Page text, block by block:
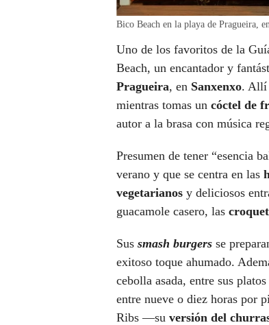
Bico Beach en la playa de Pragueira,
Uno de los favoritos de la
Beach, un encantador y
Pragueira, en Sanxenxo. Allí
mientras tomas un cóctel de
autor a la brasa con música
Presumen de tener “esencia
verano y que se centra en las
vegetarianos y deliciosos
guacamole casero, las
Sus smash burgers se
exitoso toque ahumado.
cebolla asada, entre sus
entre nueve o diez horas por
Ribs —su versión del